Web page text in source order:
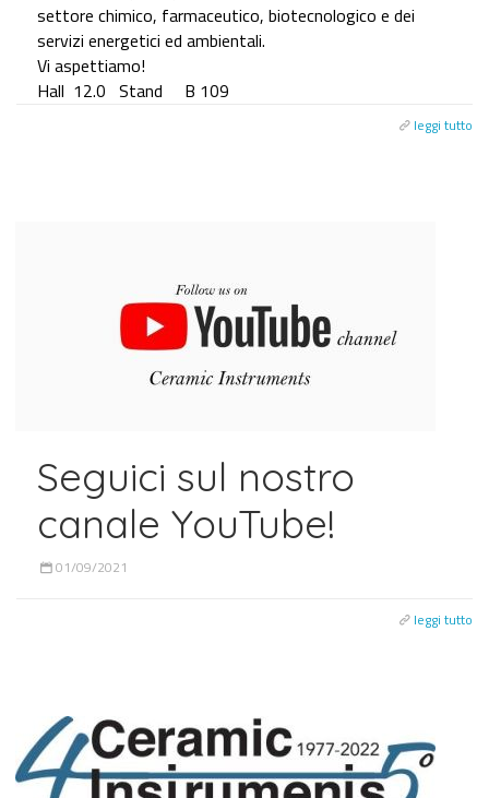
settore chimico, farmaceutico, biotecnologico e dei
servizi energetici ed ambientali.
Vi aspettiamo!
Hall 12.0 Stand B 109
leggi tutto
Seguici sul nostro
canale YouTube!
01/09/2021
leggi tutto